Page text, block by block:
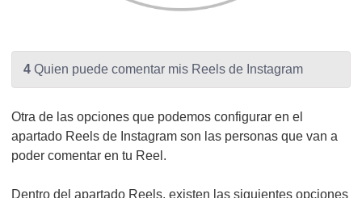
4 Quien puede comentar mis Reels de Instagram
Otra de las opciones que podemos configurar en el
apartado Reels de Instagram son las personas que van a
poder comentar en tu Reel.
Dentro del apartado Reels, existen las siguientes opciones